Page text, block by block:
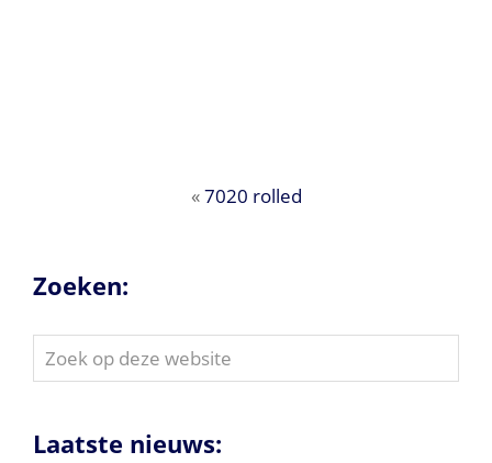
«7020 rolled
Zoeken:
Zoek
op
website
Laatste nieuws: